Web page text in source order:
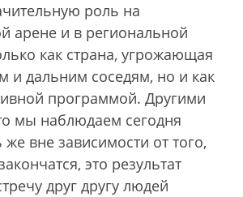
роль на
арене и в региональной
как страна, угрожающая
и дальним соседям, но и как
программой. Другими
мы наблюдаем сегодня
вне зависимости от того,
это результат
друг другу людей